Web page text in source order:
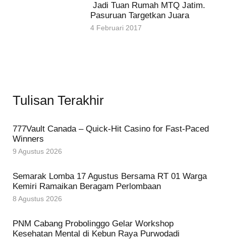
Jadi Tuan Rumah MTQ Jatim.
Pasuruan Targetkan Juara
4 Februari 2017
Tulisan Terakhir
777Vault Canada – Quick‑Hit Casino for Fast‑Paced
Winners
9 Agustus 2026
Semarak Lomba 17 Agustus Bersama RT 01 Warga
Kemiri Ramaikan Beragam Perlombaan
8 Agustus 2026
PNM Cabang Probolinggo Gelar Workshop
Kesehatan Mental di Kebun Raya Purwodadi